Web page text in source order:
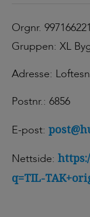
Orgnr. 997166221
Gruppen: XL
Adresse:
Postnr.: 6856
E-post:
Nettside:
q=TIL-